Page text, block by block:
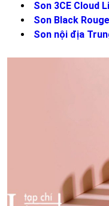
Son 3CE Cloud
Son Black
Son nội địa